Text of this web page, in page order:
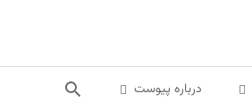
درباره پیوست